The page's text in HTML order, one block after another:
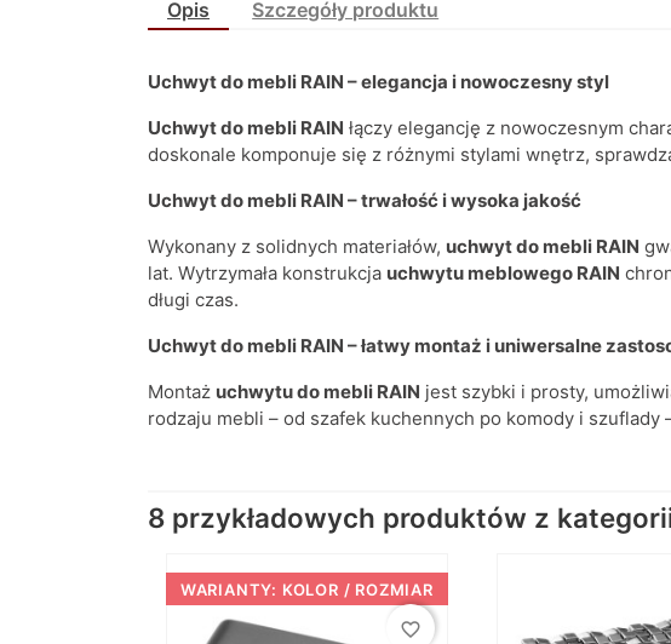
Opis Szczegóły produktu
Uchwyt do mebli RAIN – elegancja i nowoczesny styl
Uchwyt do mebli RAIN łączy elegancję z nowoczesnym
doskonale komponuje się z różnymi stylami wnętrz,
Uchwyt do mebli RAIN – trwałość i wysoka jakość
Wykonany z solidnych materiałów, uchwyt do mebli RAIN
lat. Wytrzymała konstrukcja uchwytu meblowego RAIN
długi czas.
Uchwyt do mebli RAIN – łatwy montaż i uniwersalne
Montaż uchwytu do mebli RAIN jest szybki i prosty,
rodzaju mebli – od szafek kuchennych po komody i
8 przykładowych produktów z
WARIANTY: KOLOR / ROZMIAR
favorite_border